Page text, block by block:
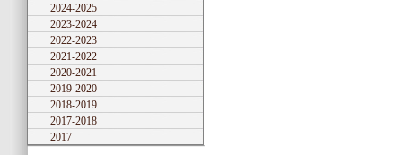
2024-2025
2023-2024
2022-2023
2021-2022
2020-2021
2019-2020
2018-2019
2017-2018
2017